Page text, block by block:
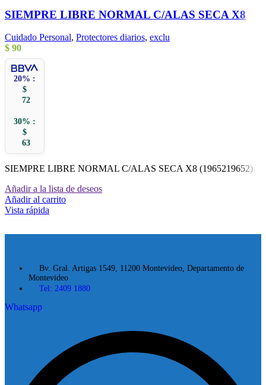
SIEMPRE LIBRE NORMAL C/ALAS SECA X8
Cuidado Personal, Protectores diarios, exclu
$ 90
20% :
$
72
30% :
$
63
SIEMPRE LIBRE NORMAL C/ALAS SECA X8 (1965219652)
Añadir a la lista de deseos
Añadir al carrito
Vista rápida
Bv. Gral. Artigas 1549, 11200 Montevideo, Departamento de
Montevideo
Tel: 2409 1880
Whatsapp